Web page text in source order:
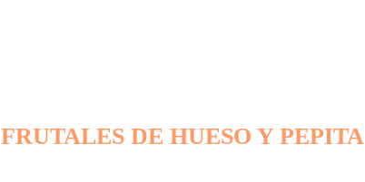
FRUTALES DE HUESO Y PEPITA